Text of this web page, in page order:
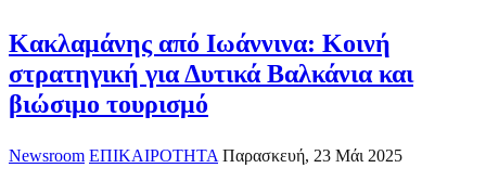
Κακλαμάνης από Ιωάννινα: Κοινή
στρατηγική για Δυτικά Βαλκάνια και
βιώσιμο τουρισμό
Newsroom ΕΠΙΚΑΙΡΟΤΗΤΑ Παρασκευή, 23 Μάι 2025